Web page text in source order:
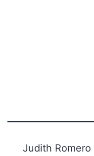
Judith Romero